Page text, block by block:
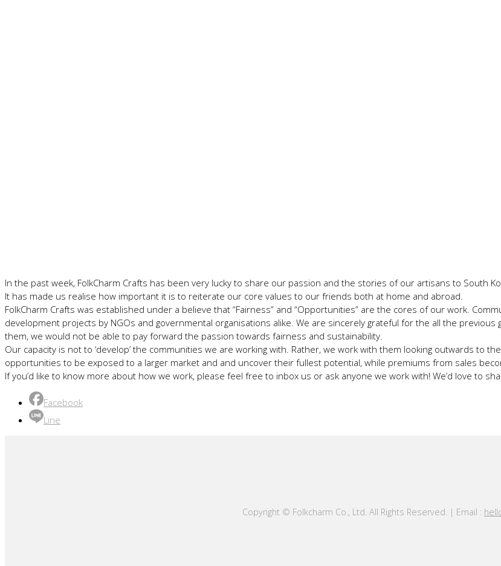
In the past week, FolkCharm Crafts has been very lucky to share our passion and the stories of our artisans to South
It has made us realise how important it is to reiterate our core values to our friends both at home and abroad.
FolkCharm Crafts was established under a believe that “Fairness” and “Opportunities” are the cores of our work.
development projects by NGOs and governmental organisations alike. We are sincerely grateful for the all the
them, we would not be able to pay forward the passion towards fairness and sustainability.
Our capacity is not to ‘develop’ the communities we are working with. Rather, we work with them looking outwards to
opportunities to be exposed to a larger market and and uncover their fullest potential, while premiums from sales
If you’d like to know more about how we work, please feel free to inbox us or ask anyone we work with! We’d love to
Facebook
Line
Copyright © Folkcharm Co., Ltd. All Rights Reserved. | Email :